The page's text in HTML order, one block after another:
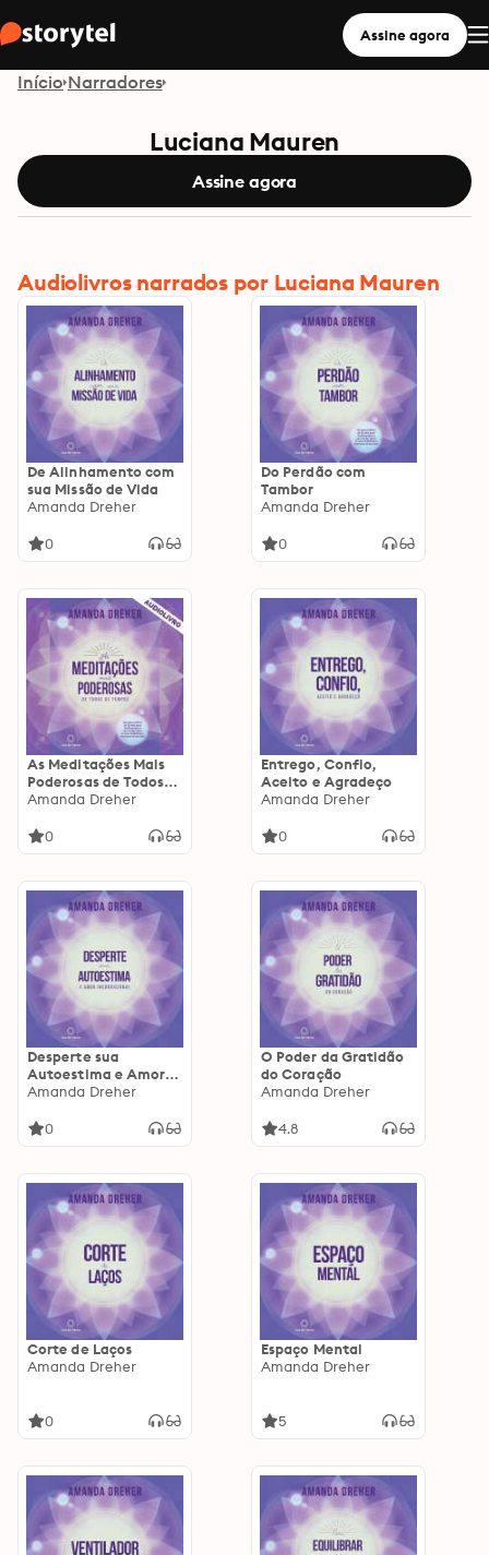
Assine agora
Início Narradores
Luciana Mauren
Assine agora
Audiolivros narrados por Luciana Mauren
De Alinhamento com
sua Missão de Vida
Amanda Dreher
0
Do Perdão com
Tambor
Amanda Dreher
0
As Meditações Mais
Poderosas de Todos
os Tempos: Um guia
para desbloquear a
Amanda Dreher
0
Entrego, Confio,
Aceito e Agradeço
Amanda Dreher
0
Desperte sua
Autoestima e Amor
Incondicional
Amanda Dreher
0
O Poder da Gratidão
do Coração
Amanda Dreher
4.8
Corte de Laços
Amanda Dreher
0
Espaço Mental
Amanda Dreher
5